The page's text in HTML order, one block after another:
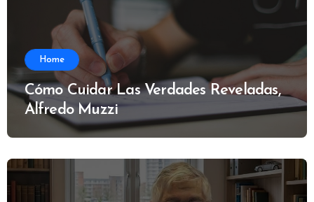
Home
Cómo Cuidar Las Verdades Reveladas,
Alfredo Muzzi